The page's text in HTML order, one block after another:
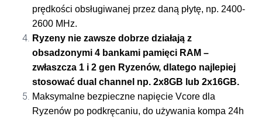
prędkości obsługiwanej przez daną płytę, np. 2400-
2600 MHz.
Ryzeny nie zawsze dobrze działają z
obsadzonymi 4 bankami pamięci RAM –
zwłaszcza 1 i 2 gen Ryzenów, dlatego najlepiej
stosować dual channel np. 2x8GB lub 2x16GB.
Maksymalne bezpieczne napięcie Vcore dla
Ryzenów po podkręcaniu, do używania kompa 24h